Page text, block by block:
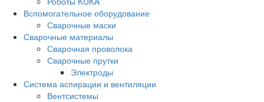
Вспомогательное оборудование
Сварочные маски
Сварочные материалы
Сварочная проволока
Сварочные прутки
Электроды
Система аспирации и вентиляции
Вентсистемы